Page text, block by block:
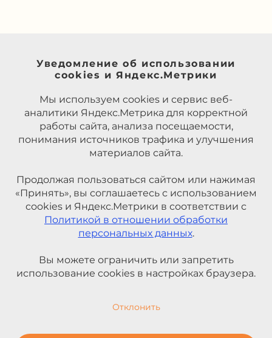
Уведомление об использовании
cookies и Яндекс.Метрики
Мы используем cookies и сервис веб-
аналитики Яндекс.Метрика для корректной
работы сайта, анализа посещаемости,
понимания источников трафика и улучшения
материалов сайта.
Продолжая пользоваться сайтом или нажимая
«Принять», вы соглашаетесь с использованием
cookies и Яндекс.Метрики в соответствии с
Политикой в отношении обработки
персональных данных.
Вы можете ограничить или запретить
использование cookies в настройках браузера.
Отклонить